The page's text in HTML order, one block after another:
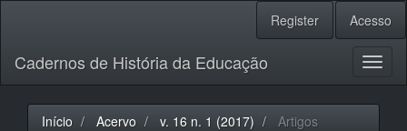
principal
Barra
Lateral
Register Acesso
Cadernos de História da Educação
Início Acervo v. 16 n. 1 (2017) Artigos